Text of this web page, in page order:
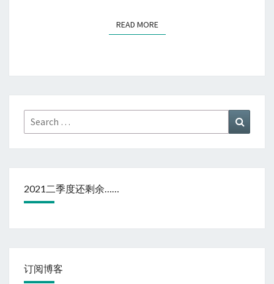
READ MOREREAD MORE
Search
for:
2021二季度还剩余……
订阅博客